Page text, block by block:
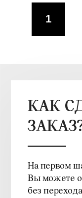
1
КАК
На первом
Вы можете
без